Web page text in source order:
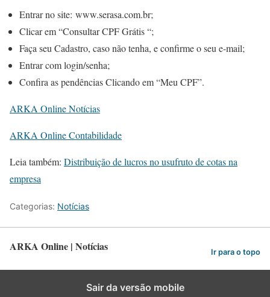
Entrar no site: www.serasa.com.br;
Clicar em “Consultar CPF Grátis “;
Faça seu Cadastro, caso não tenha, e confirme o seu e-mail;
Entrar com login/senha;
Confira as pendências Clicando em “Meu CPF”.
ARKA Online Notícias
ARKA Online Contabilidade
Leia também: Distribuição de lucros no usufruto de cotas na
empresa
Categorias: Notícias
ARKA Online | Notícias Ir para o topo
Sair da versão mobile